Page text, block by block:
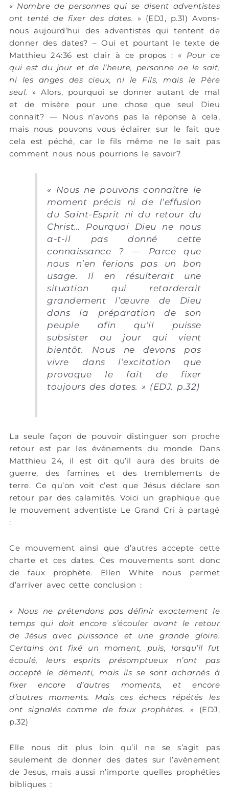
« Nombre de personnes qui se disent adventistes
ont tenté de fixer des dates. » (EDJ, p.31) Avons-
nous aujourd’hui des adventistes qui tentent de
donner des dates? – Oui et pourtant le texte de
Matthieu 24:36 est clair à ce propos : « Pour ce
qui est du jour et de l’heure, personne ne le sait,
ni les anges des cieux, ni le Fils, mais le Père
seul. » Alors, pourquoi se donner autant de mal
et de misère pour une chose que seul Dieu
connait? — Nous n’avons pas la réponse à cela,
mais nous pouvons vous éclairer sur le fait que
cela est péché, car le fils même ne le sait pas
comment nous nous pourrions le savoir?
« Nous ne pouvons connaître le
moment précis ni de l’effusion
du Saint-Esprit ni du retour du
Christ… Pourquoi Dieu ne nous
a-t-il pas donné cette
connaissance ? — Parce que
nous n’en ferions pas un bon
usage. Il en résulterait une
situation qui retarderait
grandement l’œuvre de Dieu
dans la préparation de son
peuple afin qu’il puisse
subsister au jour qui vient
bientôt. Nous ne devons pas
vivre dans l’excitation que
provoque le fait de fixer
toujours des dates. » (EDJ, p.32)
La seule façon de pouvoir distinguer son proche
retour est par les événements du monde. Dans
Matthieu 24, il est dit qu’il aura des bruits de
guerre, des famines et des tremblements de
terre. Ce qu’on voit c’est que Jésus déclare son
retour par des calamités. Voici un graphique que
le mouvement adventiste Le Grand Cri à partagé
:
Ce mouvement ainsi que d’autres accepte cette
charte et ces dates. Ces mouvements sont donc
de faux prophète. Ellen White nous permet
d’arriver avec cette conclusion :
« Nous ne prétendons pas définir exactement le
temps qui doit encore s’écouler avant le retour
de Jésus avec puissance et une grande gloire.
Certains ont fixé un moment, puis, lorsqu’il fut
écoulé, leurs esprits présomptueux n’ont pas
accepté le démenti, mais ils se sont acharnés à
fixer encore d’autres moments, et encore
d’autres moments. Mais ces échecs répétés les
ont signalés comme de faux prophètes. » (EDJ,
p.32)
Elle nous dit plus loin qu’il ne se s’agit pas
seulement de donner des dates sur l’avènement
de Jesus, mais aussi n’importe quelles prophéties
bibliques :